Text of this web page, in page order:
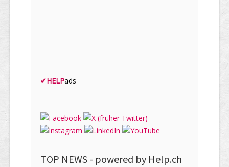
✔HELPads
TOP NEWS - powered by Help.ch